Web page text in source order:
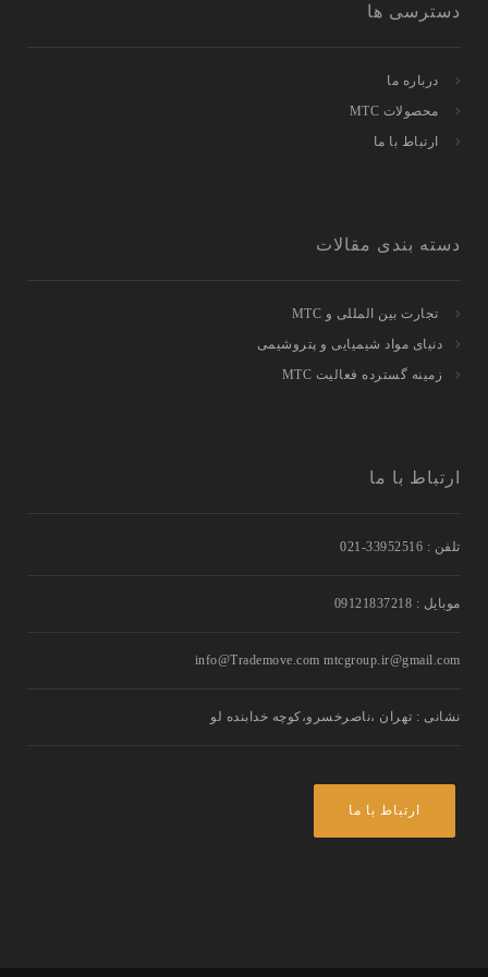
دسترسی ها
درباره ما
محصولات MTC
ارتباط با ما
دسته بندی مقالات
تجارت بین المللی و MTC
دنیای مواد شیمیایی و پتروشیمی
زمینه گسترده فعالیت MTC
ارتباط با ما
تلفن : 33952516-021
موبایل : 09121837218
info@Trademove.com mtcgroup.ir@gmail.com
نشانی : تهران ،ناصرخسرو،کوچه خدابنده لو
ارتباط با ما